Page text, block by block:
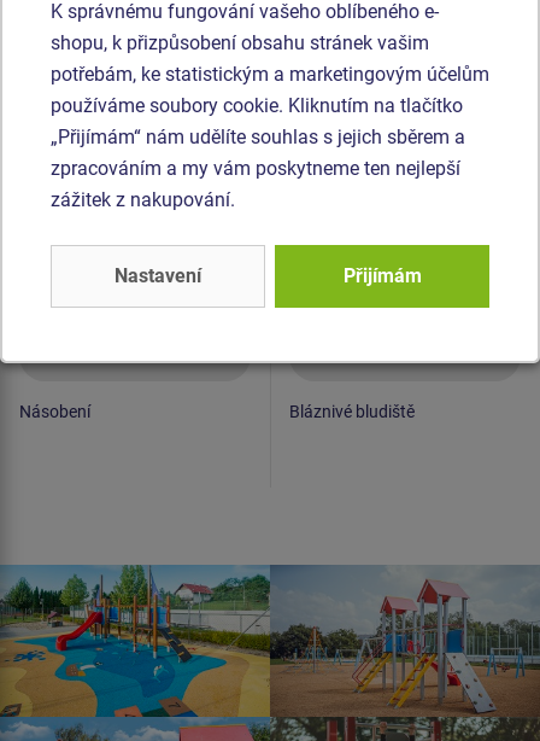
Produkt - EDP-6116K-10
Edukační panel -
Násobení - celokovový
Cena na dotaz
Násobení
Produkt - EDP-6122K-10
Edukační panel -
Bláznivé bludiště -
celokovový
Cena na dotaz
Bláznivé bludiště
K správnému fungování vašeho oblíbeného e-
shopu, k přizpůsobení obsahu stránek vašim
potřebám, ke statistickým a marketingovým účelům
používáme soubory cookie. Kliknutím na tlačítko
„Přijímám“ nám udělíte souhlas s jejich sběrem a
zpracováním a my vám poskytneme ten nejlepší
zážitek z nakupování.
Nastavení Přijímám